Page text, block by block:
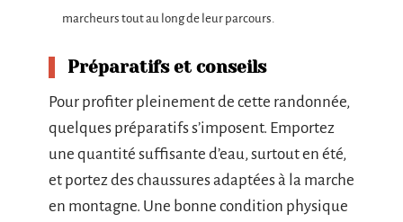
marcheurs tout au long de leur parcours.
Préparatifs et conseils
Pour profiter pleinement de cette randonnée,
quelques préparatifs s’imposent. Emportez
une quantité suffisante d’eau, surtout en été,
et portez des chaussures adaptées à la marche
en montagne. Une bonne condition physique